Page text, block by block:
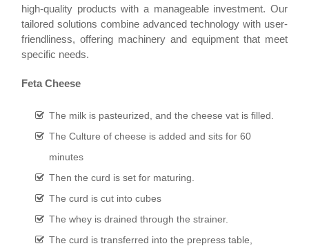
high-quality products with a manageable investment. Our
tailored solutions combine advanced technology with user-
friendliness, offering machinery and equipment that meet
specific needs.
Feta Cheese
The milk is pasteurized, and the cheese vat is filled.
The Culture of cheese is added and sits for 60
minutes
Then the curd is set for maturing.
The curd is cut into cubes
The whey is drained through the strainer.
The curd is transferred into the prepress table,